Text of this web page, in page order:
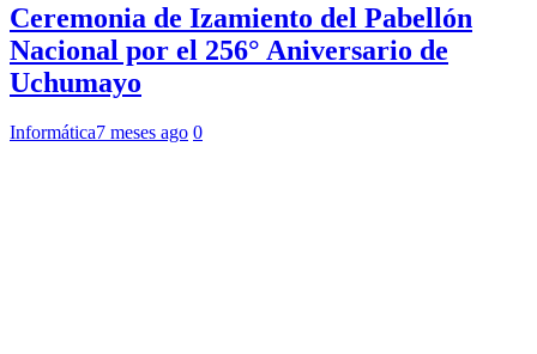
Ceremonia de Izamiento del Pabellón
Nacional por el 256° Aniversario de
Uchumayo
Informática7 meses ago 0